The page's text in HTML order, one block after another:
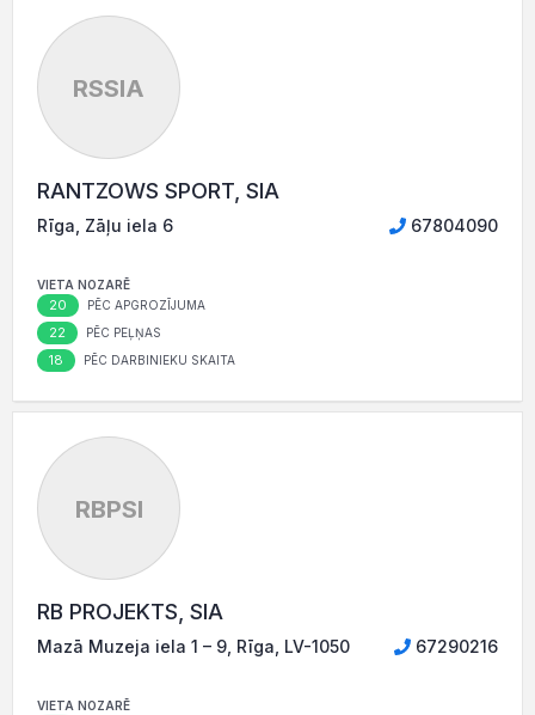
RSSIA
RANTZOWS SPORT, SIA
Rīga, Zāļu iela 6 67804090
VIETA NOZARĒ
20 PĒC APGROZĪJUMA
22 PĒC PEĻŅAS
18 PĒC DARBINIEKU SKAITA
RBPSI
RB PROJEKTS, SIA
Mazā Muzeja iela 1 – 9, Rīga, LV-1050 67290216
VIETA NOZARĒ